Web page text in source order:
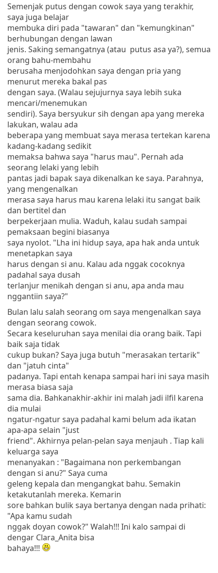
Semenjak putus dengan cowok saya yang terakhir,
saya juga belajar
membuka diri pada "tawaran" dan "kemungkinan"
berhubungan dengan lawan
jenis. Saking semangatnya (atau putus asa ya?), semua
orang bahu-membahu
berusaha menjodohkan saya dengan pria yang
menurut mereka bakal pas
dengan saya. (Walau sejujurnya saya lebih suka
mencari/menemukan
sendiri). Saya bersyukur sih dengan apa yang mereka
lakukan, walau ada
beberapa yang membuat saya merasa tertekan karena
kadang-kadang sedikit
memaksa bahwa saya "harus mau". Pernah ada
seorang lelaki yang lebih
pantas jadi bapak saya dikenalkan ke saya. Parahnya,
yang mengenalkan
merasa saya harus mau karena lelaki itu sangat baik
dan bertitel dan
berpekerjaan mulia. Waduh, kalau sudah sampai
pemaksaan begini biasanya
saya nyolot. "Lha ini hidup saya, apa hak anda untuk
menetapkan saya
harus dengan si anu. Kalau ada nggak cocoknya
padahal saya dusah
terlanjur menikah dengan si anu, apa anda mau
nggantiin saya?"
Bulan lalu salah seorang om saya mengenalkan saya
dengan seorang cowok.
Secara keseluruhan saya menilai dia orang baik. Tapi
baik saja tidak
cukup bukan? Saya juga butuh "merasakan tertarik"
dan "jatuh cinta"
padanya. Tapi entah kenapa sampai hari ini saya masih
merasa biasa saja
sama dia. Bahkanakhir-akhir ini malah jadi ilfil karena
dia mulai
ngatur-ngatur saya padahal kami belum ada ikatan
apa-apa selain "just
friend". Akhirnya pelan-pelan saya menjauh . Tiap kali
keluarga saya
menanyakan : "Bagaimana non perkembangan
dengan si anu?" Saya cuma
geleng kepala dan mengangkat bahu. Semakin
ketakutanlah mereka. Kemarin
sore bahkan bulik saya bertanya dengan nada prihati:
"Apa kamu sudah
nggak doyan cowok?" Walah!!! Ini kalo sampai di
dengar Clara_Anita bisa
bahaya!!!